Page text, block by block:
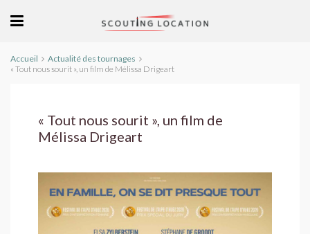
Accueil
Actualité des tournages
« Tout nous sourit », un film de Mélissa Drigeart
« Tout nous sourit », un film de
Mélissa Drigeart